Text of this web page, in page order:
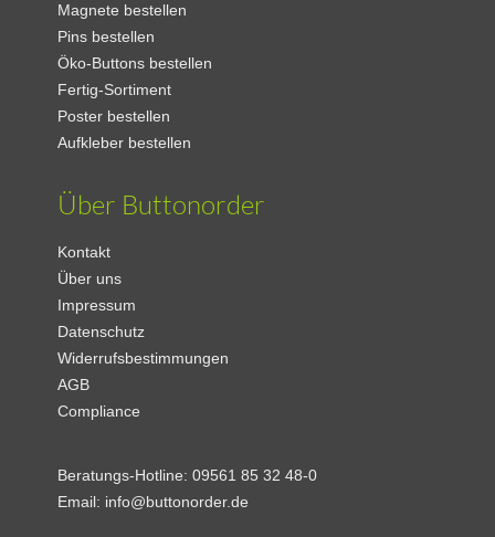
Magnete bestellen
Pins bestellen
Öko-Buttons bestellen
Fertig-Sortiment
Poster bestellen
Aufkleber bestellen
Über Buttonorder
Kontakt
Über uns
Impressum
Datenschutz
Widerrufsbestimmungen
AGB
Compliance
Beratungs-Hotline:09561 85 32 48-0
Email: info@buttonorder.de